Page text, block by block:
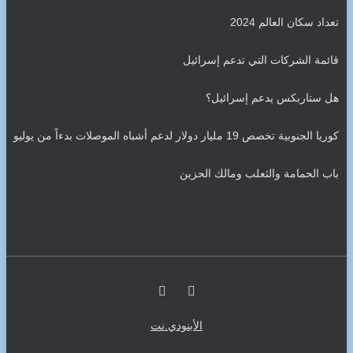
تعداد سكان العالم 2024
قائمة الشركات التي تدعم إسرائيل
هل ستاربكس يدعم إسرائيل؟
كوريا الجنوبية تخصص 19 مليار دولار لدعم أشباه الموصلات بدءاً من يوليو
باب الحمامة والثعلب ومالك الحزين
الأبنودي.نت